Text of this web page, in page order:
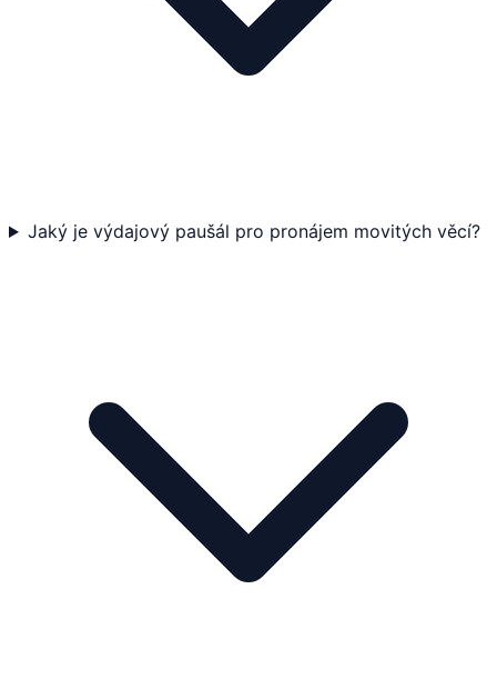
Jaký je výdajový paušál pro pronájem movitých věcí?